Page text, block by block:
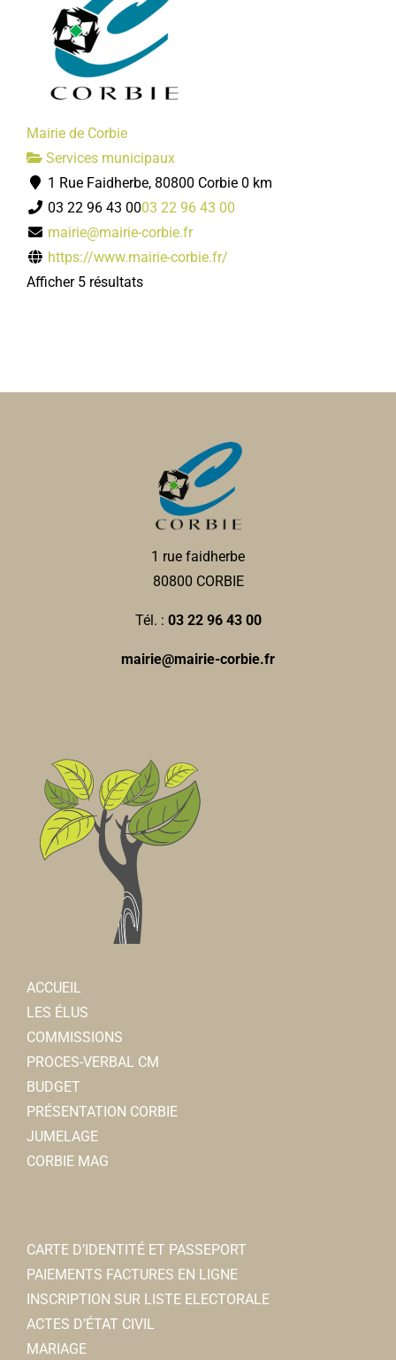
Mairie de Corbie
Services municipaux
1 Rue Faidherbe, 80800 Corbie 0 km
03 22 96 43 0003 22 96 43 00
mairie@mairie-corbie.fr
https://www.mairie-corbie.fr/
Afficher 5 résultats
1 rue faidherbe
80800 CORBIE
Tél. : 03 22 96 43 00
mairie@mairie-corbie.fr
ACCUEIL
LES ÉLUS
COMMISSIONS
PROCES-VERBAL CM
BUDGET
PRÉSENTATION CORBIE
JUMELAGE
CORBIE MAG
CARTE D’IDENTITÉ ET PASSEPORT
PAIEMENTS FACTURES EN LIGNE
INSCRIPTION SUR LISTE ELECTORALE
ACTES D’ÉTAT CIVIL
MARIAGE